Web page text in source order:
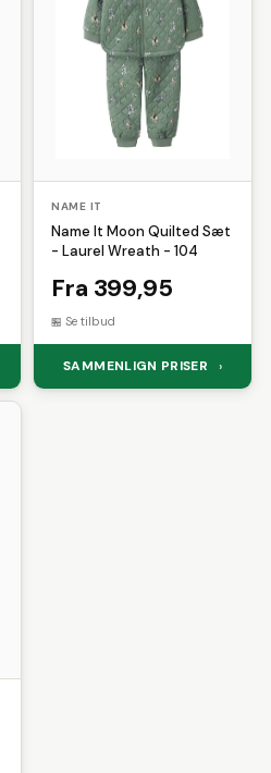
NAME IT
Name It Moon Quilted Sæt
- Laurel Wreath - 104
Fra 399,95
Se tilbud
SAMMENLIGN PRISER ›